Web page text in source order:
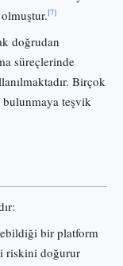
[7]
doğrudan
süreçlerinde
Birçok
teşvik
bir platform
riskini doğurur